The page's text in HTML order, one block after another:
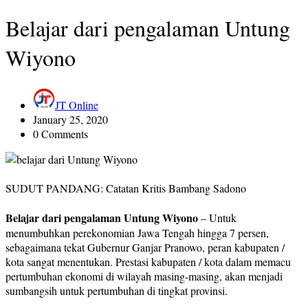
Belajar dari pengalaman Untung
Wiyono
JT Online
January 25, 2020
0 Comments
SUDUT PANDANG: Catatan Kritis Bambang Sadono
Belajar dari pengalaman Untung Wiyono– Untuk
menumbuhkan perekonomian Jawa Tengah hingga 7 persen,
sebagaimana tekat Gubernur Ganjar Pranowo, peran kabupaten /
kota sangat menentukan. Prestasi kabupaten / kota dalam memacu
pertumbuhan ekonomi di wilayah masing-masing, akan menjadi
sumbangsih untuk pertumbuhan di tingkat provinsi.